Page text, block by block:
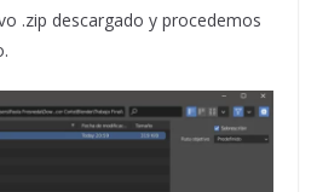
.zip descargado y procedemos